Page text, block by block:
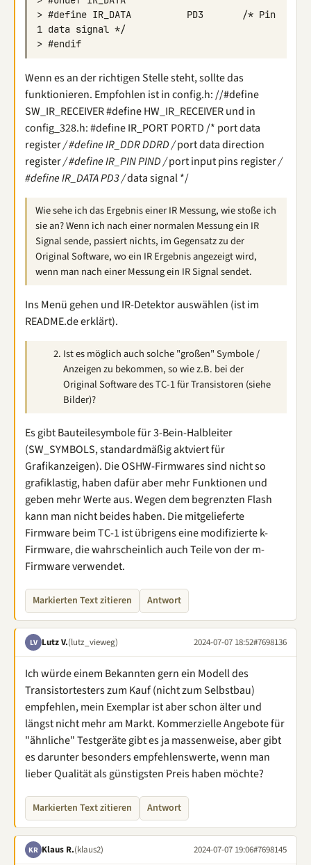
> #define IR_DATA          PD3       /* Pin
Wenn es an der richtigen Stelle steht, sollte das
funktionieren. Empfohlen ist in config.h: //#define
SW_IR_RECEIVER #define HW_IR_RECEIVER und in
config_328.h: #define IR_PORT PORTD /* port data
register/ #define IR_DDR DDRD /port data direction
register/ #define IR_PIN PIND /port input pins register/
#define IR_DATA PD3 /data signal */
Wie sehe ich das Ergebnis einer IR Messung, wie stoße ich
sie an? Wenn ich nach einer normalen Messung ein IR
Signal sende, passiert nichts, im Gegensatz zu der
Original Software, wo ein IR Ergebnis angezeigt wird,
wenn man nach einer Messung ein IR Signal sendet.
Ins Menü gehen und IR-Detektor auswählen (ist im
README.de erklärt).
Ist es möglich auch solche "großen" Symbole /
Anzeigen zu bekommen, so wie z.B. bei der
Original Software des TC-1 für Transistoren (siehe
Bilder)?
Es gibt Bauteilesymbole für 3-Bein-Halbleiter
(SW_SYMBOLS, standardmäßig aktviert für
Grafikanzeigen). Die OSHW-Firmwares sind nicht so
grafiklastig, haben dafür aber mehr Funktionen und
geben mehr Werte aus. Wegen dem begrenzten Flash
kann man nicht beides haben. Die mitgelieferte
Firmware beim TC-1 ist übrigens eine modifizierte k-
Firmware, die wahrscheinlich auch Teile von der m-
Firmware verwendet.
Markierten Text zitieren Antwort
LV Lutz V.(lutz_vieweg) 2024-07-07 18:52#7698136
Ich würde einem Bekannten gern ein Modell des
Transistortesters zum Kauf (nicht zum Selbstbau)
empfehlen, mein Exemplar ist aber schon älter und
längst nicht mehr am Markt. Kommerzielle Angebote für
"ähnliche" Testgeräte gibt es ja massenweise, aber gibt
es darunter besonders empfehlenswerte, wenn man
lieber Qualität als günstigsten Preis haben möchte?
Markierten Text zitieren Antwort
KR Klaus R.(klaus2) 2024-07-07 19:06#7698145